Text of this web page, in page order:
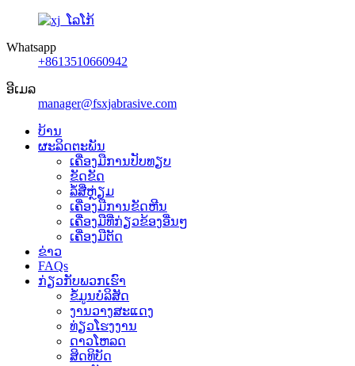
Whatsapp
+8613510660942
ອີເມລ
manager@fsxjabrasive.com
ບ້ານ
ຜະລິດຕະພັນ
ເຄື່ອງມືການປັບທຽບ
ຂັດຂັດ
ລໍ້ສີ່ຫຼ່ຽມ
ເຄື່ອງ​ມື​ການ​ຂັດ​ຫີນ​
ເຄື່ອງມືທີ່ກ່ຽວຂ້ອງອື່ນໆ
ເຄື່ອງມືຕັດ
ຂ່າວ
FAQs
ກ່ຽວກັບພວກເຮົາ
ຂໍ້ມູນບໍລິສັດ
ງານວາງສະແດງ
ທ່ຽວໂຮງງານ
ດາວໂຫລດ
ສິດທິບັດ